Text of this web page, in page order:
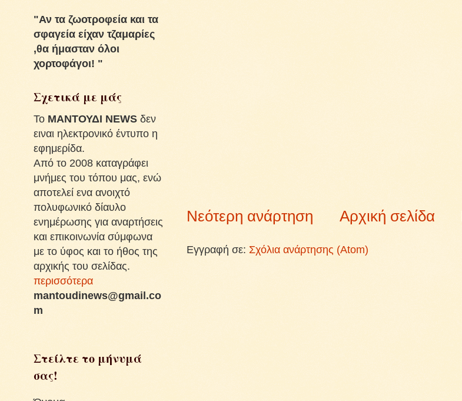
Νεότερη ανάρτηση Αρχική σελίδα
Εγγραφή σε: Σχόλια ανάρτησης (Atom)
"Αν τα ζωοτροφεία και τα
σφαγεία είχαν τζαμαρίες
,θα ήμασταν όλοι
χορτοφάγοι! "
Σχετικά με μάς
To ΜΑΝΤΟΥΔΙ NEWS δεν
ειναι ηλεκτρονικό έντυπο η
εφημερίδα.
Από το 2008 καταγράφει
μνήμες του τόπου μας, ενώ
αποτελεί ενα ανοιχτό
πολυφωνικό δίαυλο
ενημέρωσης για αναρτήσεις
και επικοινωνία σύμφωνα
με το ύφος και το ήθος της
αρχικής του σελίδας.
περισσότερα
mantoudinews@gmail.co
m
Στείλτε το μήνυμά
σας!